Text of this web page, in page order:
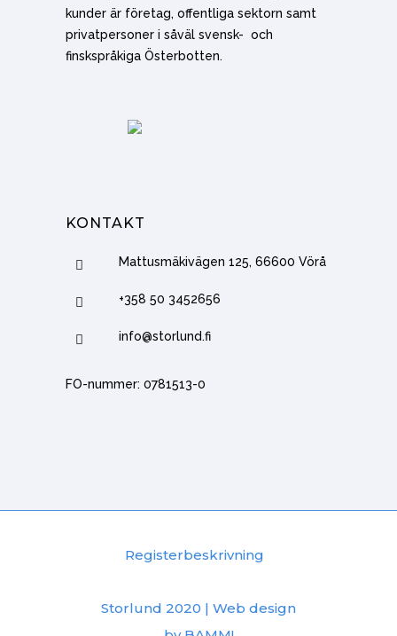
kunder är företag, offentliga sektorn samt
privatpersoner i såväl svensk- och
finskspråkiga Österbotten.
KONTAKT
Mattusmäkivägen 125, 66600 Vörå
+358 50 3452656
info@storlund.fi
FO-nummer: 0781513-0
Registerbeskrivning
Storlund 2020 | Web design